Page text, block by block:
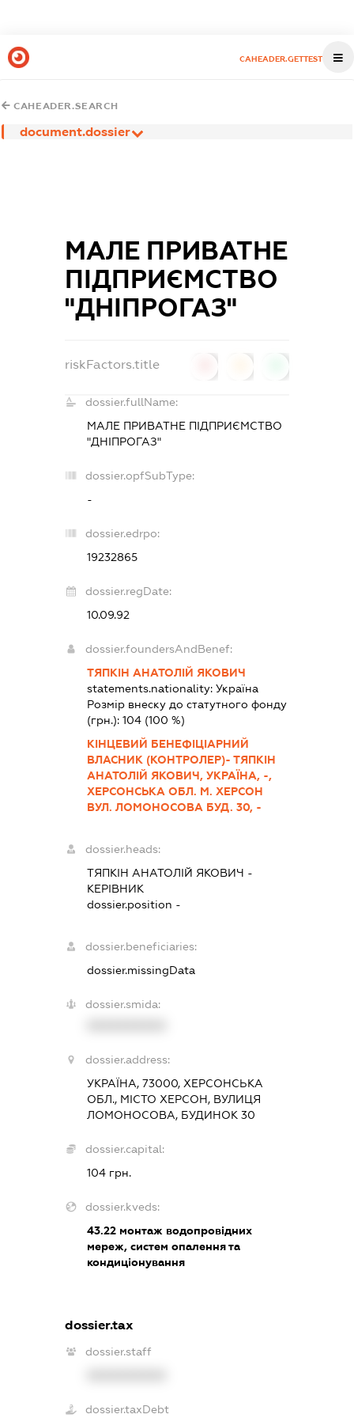
CAHEADER.GETTEST
CAHEADER.SEARCH
document.dossier
МАЛЕ ПРИВАТНЕ
ПІДПРИЄМСТВО
"ДНІПРОГАЗ"
riskFactors.title
dossier.fullName:
МАЛЕ ПРИВАТНЕ ПІДПРИЄМСТВО
"ДНІПРОГАЗ"
dossier.opfSubType:
-
dossier.edrpo:
19232865
dossier.regDate:
10.09.92
dossier.foundersAndBenef:
ТЯПКІН АНАТОЛІЙ ЯКОВИЧ
statements.nationality: Україна
Розмір внеску до статутного фонду
(грн.): 104(100 %)
КІНЦЕВИЙ БЕНЕФІЦІАРНИЙ
ВЛАСНИК (КОНТРОЛЕР)- ТЯПКІН
АНАТОЛІЙ ЯКОВИЧ, УКРАЇНА, -,
ХЕРСОНСЬКА ОБЛ. М. ХЕРСОН
ВУЛ. ЛОМОНОСОВА БУД. 30, -
dossier.heads:
ТЯПКІН АНАТОЛІЙ ЯКОВИЧ -
КЕРІВНИК
dossier.position -
dossier.beneficiaries:
dossier.missingData
dossier.smida:
dossier.address:
УКРАЇНА, 73000, ХЕРСОНСЬКА
ОБЛ., МІСТО ХЕРСОН, ВУЛИЦЯ
ЛОМОНОСОВА, БУДИНОК 30
dossier.capital:
104 грн.
dossier.kveds:
43.22монтаж водопровідних
мереж, систем опалення та
кондиціонування
dossier.tax
dossier.staff
dossier.taxDebt